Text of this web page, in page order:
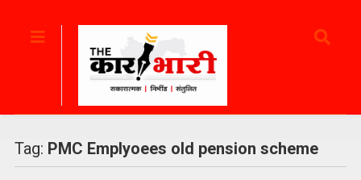
Tag: PMC Emplyoees old pension scheme